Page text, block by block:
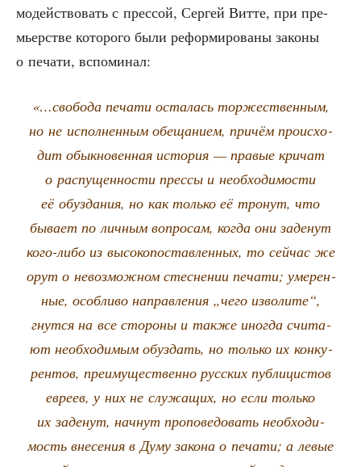
мо­дей­ство­вать с прес­сой, Сер­гей Вит­те, при пре­
мьер­стве кото­ро­го были рефор­ми­ро­ва­ны зако­ны
о печа­ти, вспоминал:
«…сво­бо­да печа­ти оста­лась тор­же­ствен­ным,
но не испол­нен­ным обе­ща­ни­ем, при­чём про­ис­хо­
дит обык­но­вен­ная исто­рия — пра­вые кри­чат
о рас­пу­щен­но­сти прес­сы и необ­хо­ди­мо­сти
её обуз­да­ния, но как толь­ко её тро­нут, что
быва­ет по лич­ным вопро­сам, когда они заде­нут
кого-либо из высо­ко­по­став­лен­ных, то сей­час же
орут о невоз­мож­ном стес­не­нии печа­ти; уме­рен­
ные, особ­ли­во направ­ле­ния „чего изво­ли­те“,
гнут­ся на все сто­ро­ны и так­же ино­гда счи­та­
ют необ­хо­ди­мым обуз­дать, но толь­ко их кон­ку­
рен­тов, пре­иму­ще­ствен­но рус­ских пуб­ли­ци­стов
евре­ев, у них не слу­жа­щих, но если толь­ко
их заде­нут, нач­нут про­по­ве­до­вать необ­хо­ди­
мость вне­се­ния в Думу зако­на о печа­ти; а левые